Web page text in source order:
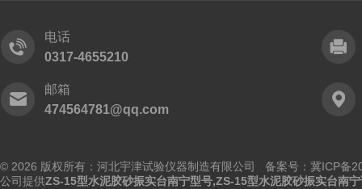
电话
0317-4655210
邮箱
474564781@qq.com
© 2026 版权所有：河北宇津试验仪器制造有限公司 备案号：冀ICP备
公司提供ZS-15型水泥胶砂振实台南宁型号,ZS-15型水泥胶砂振实台南